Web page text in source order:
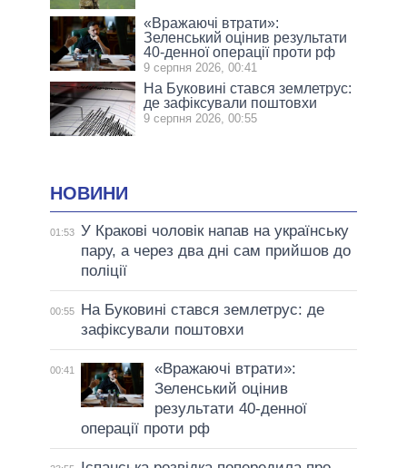
«Вражаючі втрати»:
Зеленський оцінив результати
40-денної операції проти рф
9 серпня 2026, 00:41
На Буковині стався землетрус:
де зафіксували поштовхи
9 серпня 2026, 00:55
НОВИНИ
01:53 У Кракові чоловік напав на українську
пару, а через два дні сам прийшов до
поліції
00:55
На Буковині стався землетрус: де
зафіксували поштовхи
00:41
«Вражаючі втрати»:
Зеленський оцінив
результати 40-денної
операції проти рф